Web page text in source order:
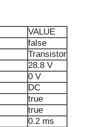
VALUE
false
Transistor
28.8 V
0 V
DC
true
true
0.2 ms